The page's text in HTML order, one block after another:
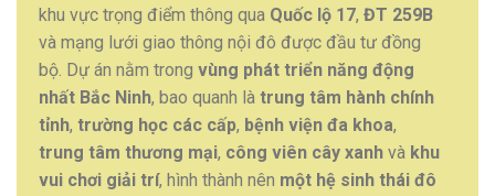
khu vực trọng điểm thông qua Quốc lộ 17, ĐT 259B
và mạng lưới giao thông nội đô được đầu tư đồng
bộ. Dự án nằm trong vùng phát triển năng động
nhất Bắc Ninh, bao quanh là trung tâm hành chính
tỉnh, trường học các cấp, bệnh viện đa khoa,
trung tâm thương mại, công viên cây xanh và khu
vui chơi giải trí, hình thành nên một hệ sinh thái đô